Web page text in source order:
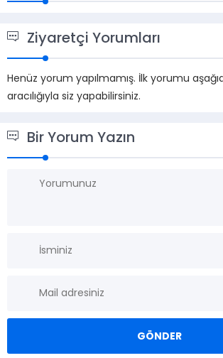
Ziyaretçi Yorumları
Henüz yorum yapılmamış. İlk yorumu
aracılığıyla siz yapabilirsiniz.
Bir Yorum Yazın